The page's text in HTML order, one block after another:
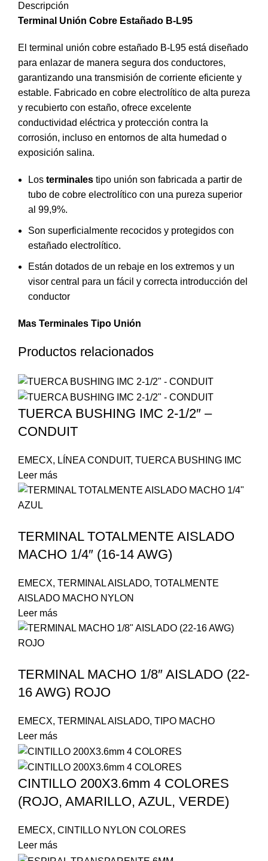
Descripción
Terminal Unión Cobre Estañado B-L95
El terminal unión cobre estañado B-L95 está diseñado
para enlazar de manera segura dos conductores,
garantizando una transmisión de corriente eficiente y
estable. Fabricado en cobre electrolítico de alta pureza
y recubierto con estaño, ofrece excelente
conductividad eléctrica y protección contra la
corrosión, incluso en entornos de alta humedad o
exposición salina.
Los terminales tipo unión son fabricada a partir de
tubo de cobre electrolítico con una pureza superior
al 99,9%.
Son superficialmente recocidos y protegidos con
estañado electrolítico.
Están dotados de un rebaje en los extremos y un
visor central para un fácil y correcta introducción del
conductor
Mas Terminales Tipo Unión
Productos relacionados
TUERCA BUSHING IMC 2-1/2″ –
CONDUIT
EMECX, LÍNEA CONDUIT, TUERCA BUSHING IMC
Leer más
TERMINAL TOTALMENTE AISLADO
MACHO 1/4″ (16-14 AWG)
EMECX, TERMINAL AISLADO, TOTALMENTE
AISLADO MACHO NYLON
Leer más
TERMINAL MACHO 1/8″ AISLADO (22-
16 AWG) ROJO
EMECX, TERMINAL AISLADO, TIPO MACHO
Leer más
CINTILLO 200X3.6mm 4 COLORES
(ROJO, AMARILLO, AZUL, VERDE)
EMECX, CINTILLO NYLON COLORES
Leer más